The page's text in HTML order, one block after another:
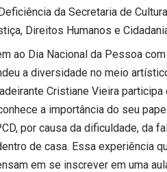
da Secretaria de
Direitos Humanos e
ao Dia Nacional da Pessoa
a diversidade no meio
Cristiane Vieira
a importância do seu
por causa da dificuldade, da
de casa. Essa experiência
em se inscrever em uma